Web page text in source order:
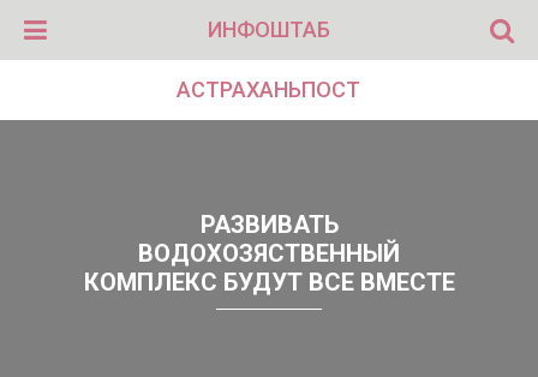
ИНФОШТАБ
АСТРАХАНЬПОСТ
РАЗВИВАТЬ
ВОДОХОЗЯСТВЕННЫЙ
КОМПЛЕКС БУДУТ ВСЕ ВМЕСТЕ